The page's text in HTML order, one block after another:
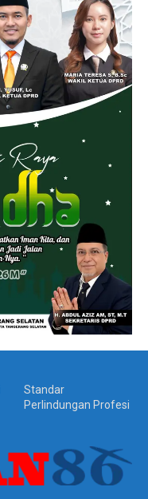
Standar
Perlindungan Profesi